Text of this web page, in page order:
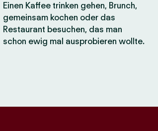
Einen Kaffee trinken gehen, Brunch,
gemeinsam kochen oder das
Restaurant besuchen, das man
schon ewig mal ausprobieren wollte.